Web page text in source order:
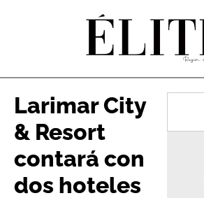
Larimar City
& Resort
contará con
dos hoteles